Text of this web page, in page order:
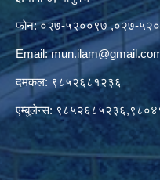
फोन: ०२७-५२००९७ ,०२७-
Email:
दमकल: ९८५२६८१२३६
एम्बुलेन्स: